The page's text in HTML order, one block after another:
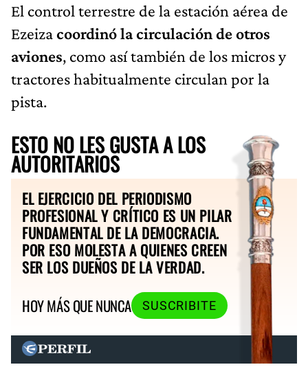
El control terrestre de la estación aérea de
Ezeizacoordinó la circulación de otros
aviones, como así también de los micros y
tractores habitualmente circulan por la
pista.
ESTO NO LES GUSTA A LOS
AUTORITARIOS
EL EJERCICIO DEL PERIODISMO
PROFESIONAL Y CRÍTICO ES UN PILAR
FUNDAMENTAL DE LA DEMOCRACIA.
POR ESO MOLESTA A QUIENES CREEN
SER LOS DUEÑOS DE LA VERDAD.
HOY MÁS QUE NUNCA
SUSCRIBITE